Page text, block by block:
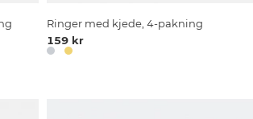
Ringer med kjede, 4-pakning
159 kr